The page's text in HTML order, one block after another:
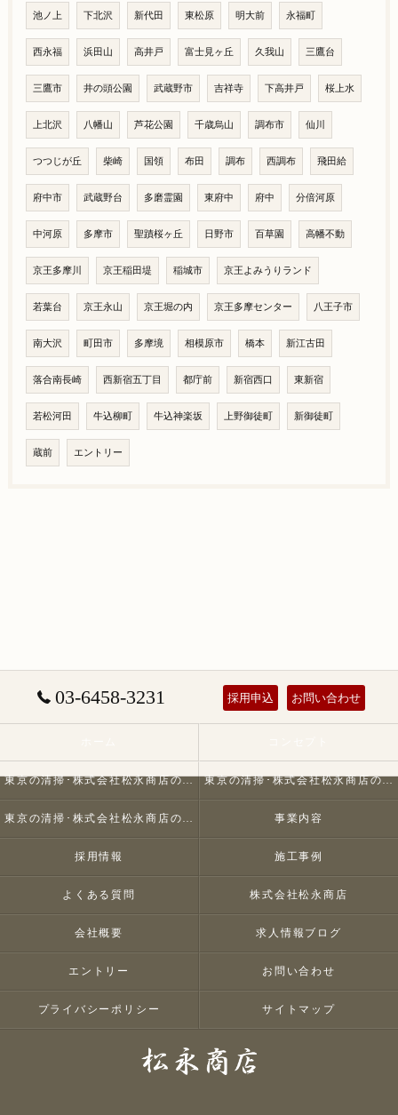
池ノ上 下北沢 新代田 東松原 明大前 永福町
西永福 浜田山 高井戸 富士見ヶ丘 久我山 三鷹台
三鷹市 井の頭公園 武蔵野市 吉祥寺 下高井戸 桜上水
上北沢 八幡山 芦花公園 千歳烏山 調布市 仙川
つつじが丘 柴崎 国領 布田 調布 西調布 飛田給
府中市 武蔵野台 多磨霊園 東府中 府中 分倍河原
中河原 多摩市 聖蹟桜ヶ丘 日野市 百草園 高幡不動
京王多摩川 京王稲田堤 稲城市 京王よみうりランド
若葉台 京王永山 京王堀の内 京王多摩センター 八王子市
南大沢 町田市 多摩境 相模原市 橋本 新江古田
落合南長崎 西新宿五丁目 都庁前 新宿西口 東新宿
若松河田 牛込柳町 牛込神楽坂 上野御徒町 新御徒町
蔵前 エントリー
03-6458-3231 採用申込 お問い合わせ
東京の清掃･株式会社松永商店の口コミ情報 東京の清掃･株式会社松永商店の評判
東京の清掃･株式会社松永商店のお客様の声 事業内容
採用情報 施工事例
よくある質問 株式会社松永商店
会社概要 求人情報ブログ
エントリー お問い合わせ
プライバシーポリシー サイトマップ